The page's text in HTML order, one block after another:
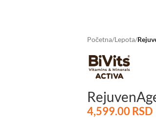
Početna/Lepota/
4,599.00 RSD